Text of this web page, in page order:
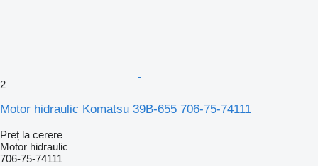
2
Motor hidraulic Komatsu 39B-655 706-75-74111
Preț la cerere
Motor hidraulic
706-75-74111